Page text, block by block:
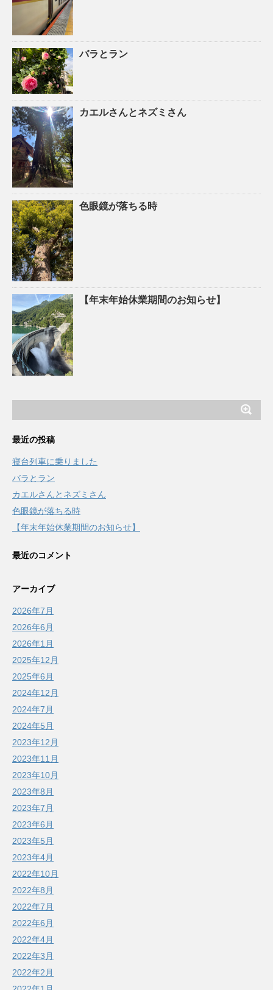
バラとラン
カエルさんとネズミさん
色眼鏡が落ちる時
【年末年始休業期間のお知らせ】
最近の投稿
寝台列車に乗りました
バラとラン
カエルさんとネズミさん
色眼鏡が落ちる時
【年末年始休業期間のお知らせ】
最近のコメント
アーカイブ
2026年7月
2026年6月
2026年1月
2025年12月
2025年6月
2024年12月
2024年7月
2024年5月
2023年12月
2023年11月
2023年10月
2023年8月
2023年7月
2023年6月
2023年5月
2023年4月
2022年10月
2022年8月
2022年7月
2022年6月
2022年4月
2022年3月
2022年2月